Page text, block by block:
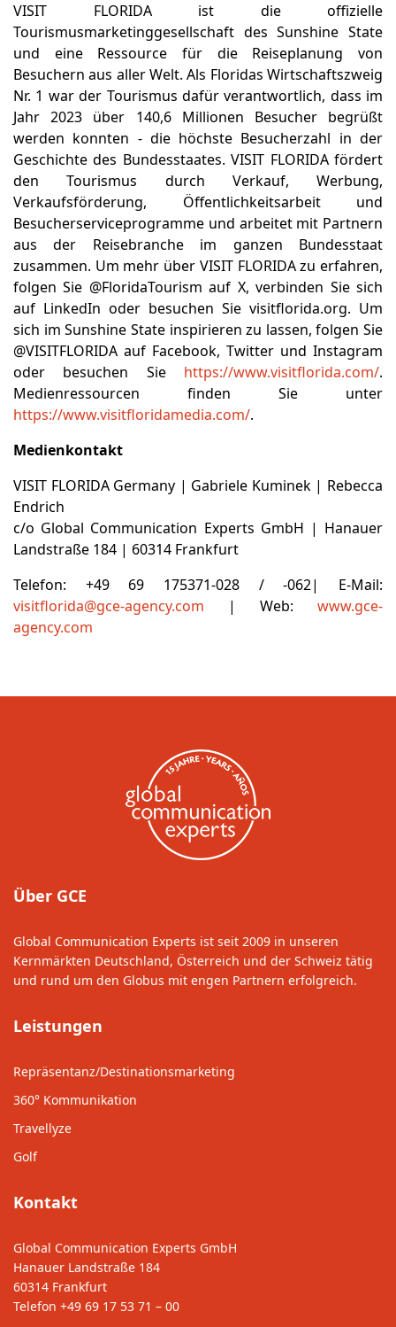
VISIT FLORIDA ist die offizielle
Tourismusmarketinggesellschaft des Sunshine State
und eine Ressource für die Reiseplanung von
Besuchern aus aller Welt. Als Floridas Wirtschaftszweig
Nr. 1 war der Tourismus dafür verantwortlich, dass im
Jahr 2023 über 140,6 Millionen Besucher begrüßt
werden konnten - die höchste Besucherzahl in der
Geschichte des Bundesstaates. VISIT FLORIDA fördert
den Tourismus durch Verkauf, Werbung,
Verkaufsförderung, Öffentlichkeitsarbeit und
Besucherserviceprogramme und arbeitet mit Partnern
aus der Reisebranche im ganzen Bundesstaat
zusammen. Um mehr über VISIT FLORIDA zu erfahren,
folgen Sie @FloridaTourism auf X, verbinden Sie sich
auf LinkedIn oder besuchen Sie visitflorida.org. Um
sich im Sunshine State inspirieren zu lassen, folgen Sie
@VISITFLORIDA auf Facebook, Twitter und Instagram
oder besuchen Sie https://www.visitflorida.com/.
Medienressourcen finden Sie unter
https://www.visitfloridamedia.com/.
Medienkontakt
VISIT FLORIDA Germany | Gabriele Kuminek | Rebecca
Endrich
c/o Global Communication Experts GmbH | Hanauer
Landstraße 184 | 60314 Frankfurt
Telefon: +49 69 175371-028 / -062| E-Mail:
visitflorida@gce-agency.com | Web: www.gce-
agency.com
Über GCE
Global Communication Experts ist seit 2009 in unseren
Kernmärkten Deutschland, Österreich und der Schweiz tätig
und rund um den Globus mit engen Partnern erfolgreich.
Leistungen
Repräsentanz/Destinationsmarketing
360° Kommunikation
Travellyze
Golf
Kontakt
Global Communication Experts GmbH
Hanauer Landstraße 184
60314 Frankfurt
Telefon +49 69 17 53 71 – 00